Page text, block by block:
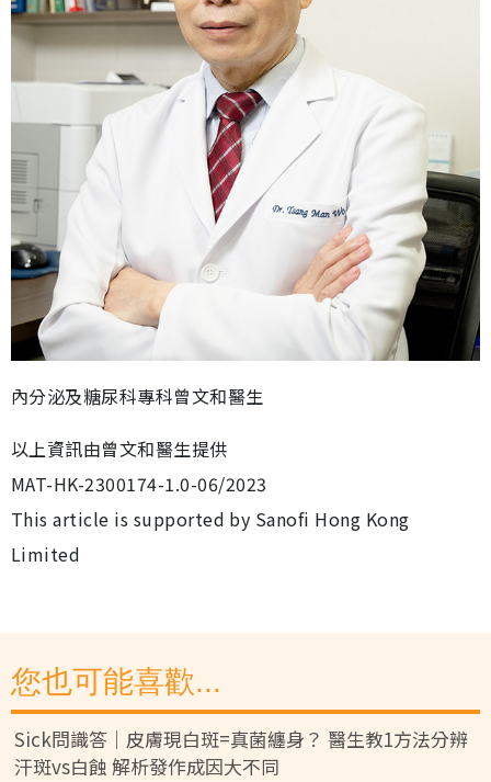
內分泌及糖尿科專科曾文和醫生
以上資訊由曾文和醫生提供
MAT-HK-2300174-1.0-06/2023
This article is supported by Sanofi Hong Kong
Limited
您也可能喜歡...
Sick問識答｜皮膚現白斑=真菌纏身？ 醫生教1方法分辨
汗斑vs白蝕 解析發作成因大不同